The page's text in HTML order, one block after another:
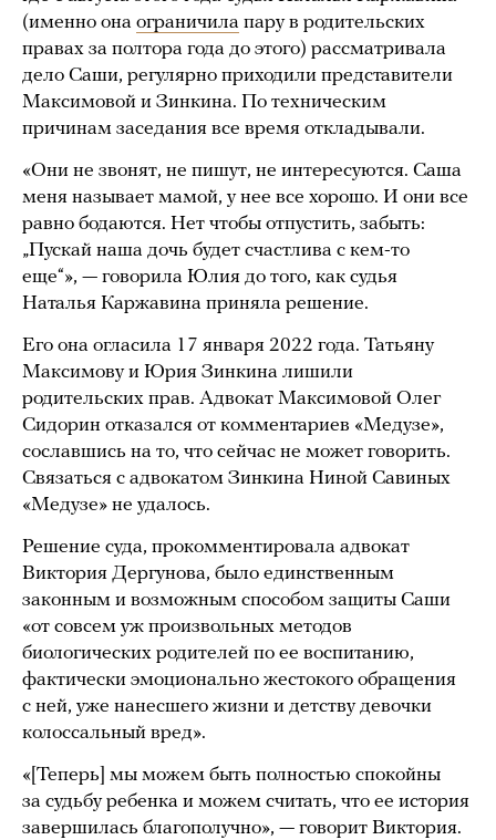
(именно она ограничила пару в родительских
правах за полтора года до этого) рассматривала
дело Саши, регулярно приходили представители
Максимовой и Зинкина. По техническим
причинам заседания все время откладывали.
«Они не звонят, не пишут, не интересуются. Саша
меня называет мамой, у нее все хорошо. И они все
равно бодаются. Нет чтобы отпустить, забыть:
„Пускай наша дочь будет счастлива с кем-то
еще“», — говорила Юлия до того, как судья
Наталья Каржавина приняла решение.
Его она огласила 17 января 2022 года. Татьяну
Максимову и Юрия Зинкина лишили
родительских прав. Адвокат Максимовой Олег
Сидорин отказался от комментариев «Медузе»,
сославшись на то, что сейчас не может говорить.
Связаться с адвокатом Зинкина Ниной Савиных
«Медузе» не удалось.
Решение суда, прокомментировала адвокат
Виктория Дергунова, было единственным
законным и возможным способом защиты Саши
«от совсем уж произвольных методов
биологических родителей по ее воспитанию,
фактически эмоционально жестокого обращения
с ней, уже нанесшего жизни и детству девочки
колоссальный вред».
«[Теперь] мы можем быть полностью спокойны
за судьбу ребенка и можем считать, что ее история
завершилась благополучно», — говорит Виктория.